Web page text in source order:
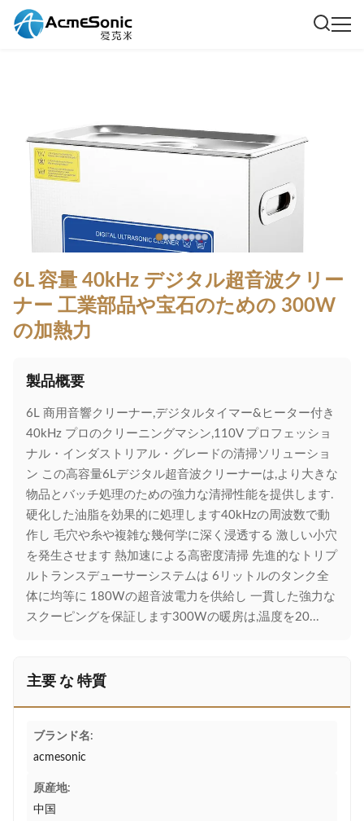
6L 容量 40kHz デジタル超音波クリー
ナー 工業部品や宝石のための 300W
の加熱力
製品概要
6L 商用音響クリーナー,デジタルタイマー&ヒーター付き
40kHz プロのクリーニングマシン,110V プロフェッショ
ナル・インダストリアル・グレードの清掃ソリューショ
ン この高容量6Lデジタル超音波クリーナーは,より大きな
物品とバッチ処理のための強力な清掃性能を提供します.
硬化した油脂を効果的に処理します40kHzの周波数で動
作し 毛穴や糸や複雑な幾何学に深く浸透する 激しい小穴
を発生させます 熱加速による高密度清掃 先進的なトリプ
ルトランスデューサーシステムは 6リットルのタンク全
体に均等に 180Wの超音波電力を供給し 一貫した強力な
スクーピングを保証します300Wの暖房は,温度を20...
主要 な 特質
ブランド名:
acmesonic
原産地:
中国